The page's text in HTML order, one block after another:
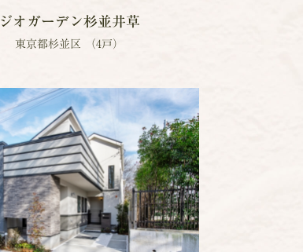
ジオガーデン杉並井草
東京都杉並区 （4戸）